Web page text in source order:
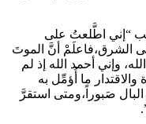
“إني اطَّلعتُ على
الشرق،فاعلَمْ أنَّ الموتَ
وإني أحمد الله إذ لم
ما أُؤمِّل به
صَبوراً،ومتى استقرَّ